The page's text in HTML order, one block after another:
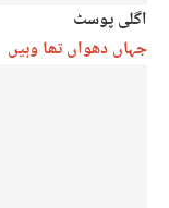
اگلی پوسٹ
جہاں دھواں تھا وہیں